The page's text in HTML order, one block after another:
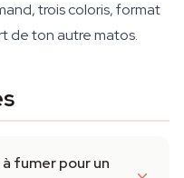
trois coloris, format
de ton autre matos.
fumer pour un